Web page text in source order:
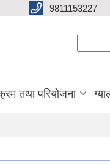
9811153227
तथा परियोजना